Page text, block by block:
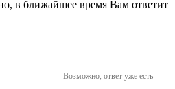
в ближайшее время Вам ответит
Возможно, ответ уже есть